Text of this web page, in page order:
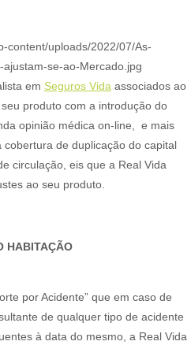
content/uploads/2022/07/As-
se-ao-Mercado.jpg
em Seguros Vida associados ao
produto com a introdução do
opinião médica on-line, e mais
de duplicação do capital
circulação, eis que a Real Vida
ao seu produto.​
HABITAÇÃO
por Acidente” que em caso de
de qualquer tipo de acidente
à data do mesmo, a Real Vida